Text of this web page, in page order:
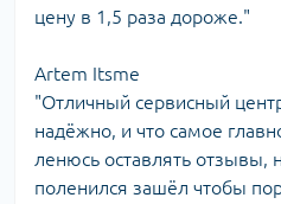
цену в 1,5 раза дороже."
Artem Itsme
"Отличный сервисный
надёжно, и что самое
ленюсь оставлять отзывы,
поленился зашёл чтобы